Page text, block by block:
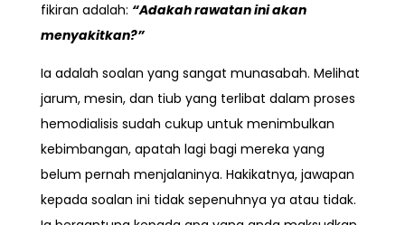
fikiran adalah: “Adakah rawatan ini akan
menyakitkan?”
Ia adalah soalan yang sangat munasabah. Melihat
jarum, mesin, dan tiub yang terlibat dalam proses
hemodialisis sudah cukup untuk menimbulkan
kebimbangan, apatah lagi bagi mereka yang
belum pernah menjalaninya. Hakikatnya, jawapan
kepada soalan ini tidak sepenuhnya ya atau tidak.